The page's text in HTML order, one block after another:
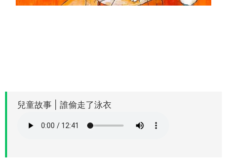
兒童故事 | 誰偷走了泳衣